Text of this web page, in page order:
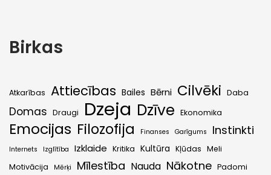
Birkas
Atkarības Attiecības Bailes Bērni Cilvēki Daba
Domas Draugi Dzeja Dzīve Ekonomika
Emocijas Filozofija Finanses Garīgums Instinkti
Internets Izglītība Izklaide Kritika Kultūra Kļūdas Meli
Motivācija
Mērķi Mīlestība Nauda Nākotne Padomi